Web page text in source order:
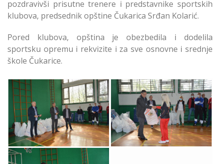
pozdravivši prisutne trenere i predstavnike sportskih
klubova, predsednik opštine Čukarica Srđan Kolarić.
Pored klubova, opština je obezbedila i dodelila
sportsku opremu i rekvizite i za sve osnovne i srednje
škole Čukarice.
Sportska Oprema i
Rekviziti za Čukaričke
Klubove
Sportska Oprema
Rekviziti Čukarički
Klubovi